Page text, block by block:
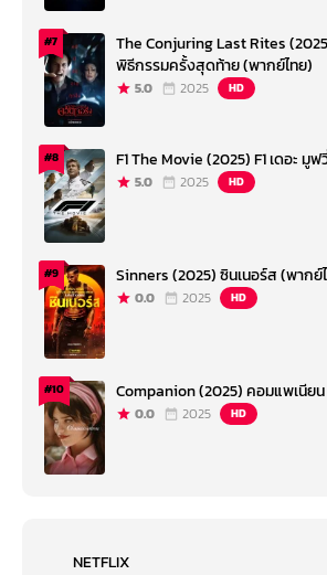
#7
The Conjuring Last Rites
พิธีกรรมครั้งสุดท้าย (พากย์ไทย)
5.0 2025 HD
#8 F1 The Movie (2025) F1 เดอะ มู
5.0 2025 HD
#9 Sinners (2025) ซินเนอร์ส (พากย์
0.0 2025 HD
#10 Companion (2025) คอมแพเนีย
0.0 2025 HD
NETFLIX